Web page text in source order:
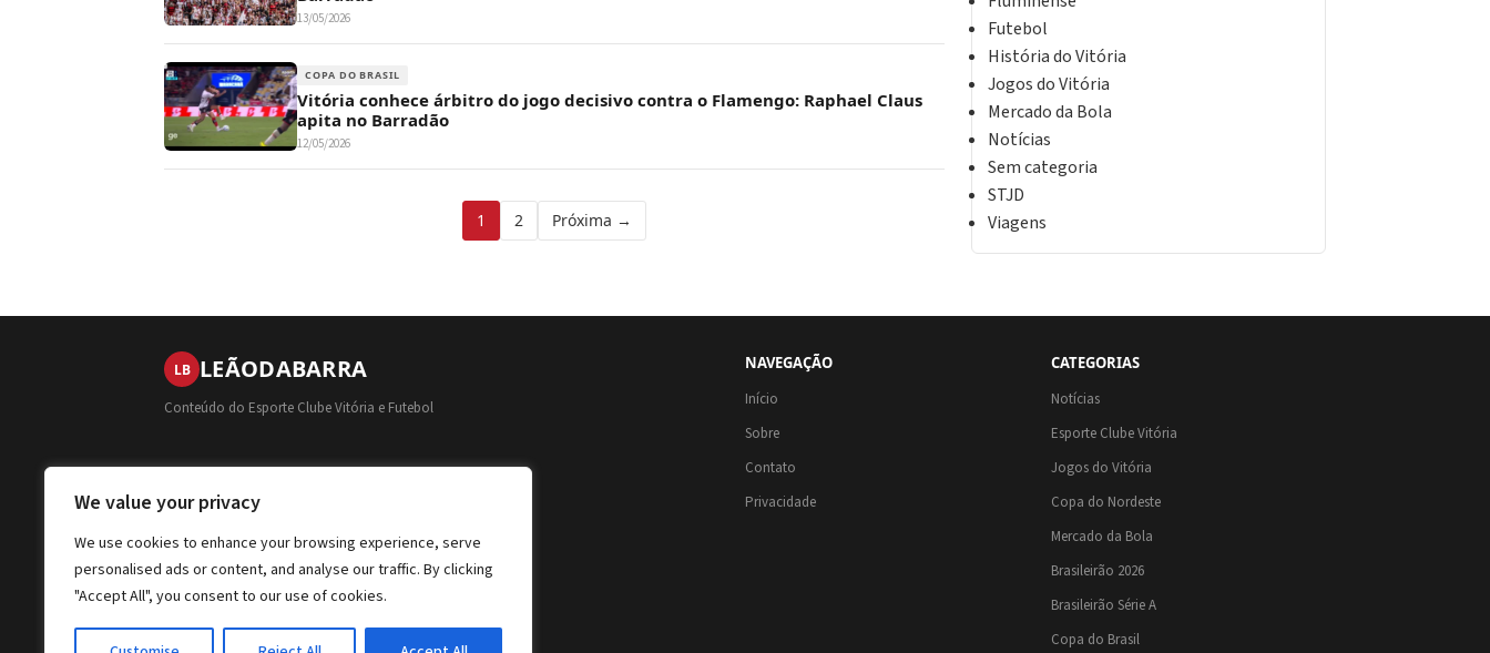
We value your privacy
We use cookies to enhance your browsing experience, serve
personalised ads or content, and analyse our traffic. By clicking
"Accept All", you consent to our use of cookies.
13/05/2026
COPA DO BRASIL
Vitória conhece árbitro do jogo decisivo contra o Flamengo: Raphael Claus
apita no Barradão
12/05/2026
1 2 Próxima →
Futebol
História do Vitória
Jogos do Vitória
Mercado da Bola
Notícias
Sem categoria
STJD
Viagens
LB LEÃODABARRA
Conteúdo do Esporte Clube Vitória e Futebol
NAVEGAÇÃO
Início
Sobre
Contato
Privacidade
CATEGORIAS
Notícias
Esporte Clube Vitória
Jogos do Vitória
Copa do Nordeste
Mercado da Bola
Brasileirão 2026
Brasileirão Série A
Copa do Brasil